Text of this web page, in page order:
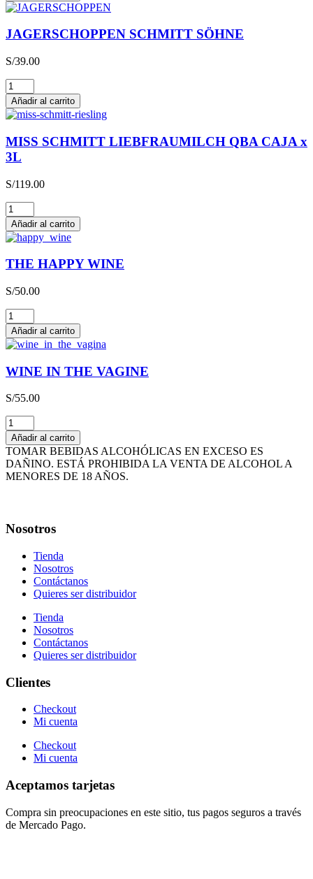
JAGERSCHOPPEN SCHMITT SÖHNE
S/39.00
JAGERSCHOPPEN
SCHMITT
SÖHNE
cantidad
Añadir al carrito
MISS SCHMITT LIEBFRAUMILCH QBA CAJA x
3L
S/119.00
MISS
SCHMITT
LIEBFRAUMILCH
QBA
CAJA
x
cantidad
Añadir al carrito
THE HAPPY WINE
S/50.00
THE
HAPPY
WINE
cantidad
Añadir al carrito
WINE IN THE VAGINE
S/55.00
WINE
IN
THE
VAGINE
cantidad
Añadir al carrito
TOMAR BEBIDAS ALCOHÓLICAS EN EXCESO ES
DAÑINO. ESTÁ PROHIBIDA LA VENTA DE ALCOHOL A
MENORES DE 18 AÑOS.
Nosotros
Tienda
Nosotros
Contáctanos
Quieres ser distribuidor
Tienda
Nosotros
Contáctanos
Quieres ser distribuidor
Clientes
Checkout
Mi cuenta
Checkout
Mi cuenta
Aceptamos tarjetas
Compra sin preocupaciones en este sitio, tus pagos seguros a través
de Mercado Pago.